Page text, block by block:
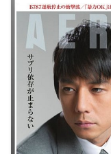
｜時には懺悔を ｜人間
～父と私のアパッシオナ
｜劇場版きのう何食べた
扱い注意 ｜99.9-刑事専
新作SP新たな出会い篇
ト・トーキョー ｜メゾ
レシピ麒麟の舌の記憶
の隣人 ｜劇場版MOZU
ノムハザードある天才科
装警察編~